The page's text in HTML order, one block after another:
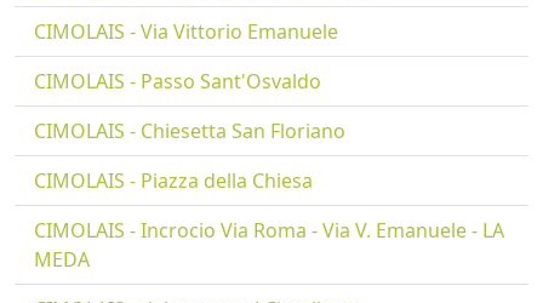
CIMOLAIS - Via Vittorio Emanuele
CIMOLAIS - Passo Sant'Osvaldo
CIMOLAIS - Chiesetta San Floriano
CIMOLAIS - Piazza della Chiesa
CIMOLAIS - Incrocio Via Roma - Via V. Emanuele - LA
MEDA